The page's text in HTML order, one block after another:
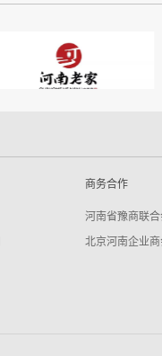
商务合作
河南省豫商联
北京河南企业